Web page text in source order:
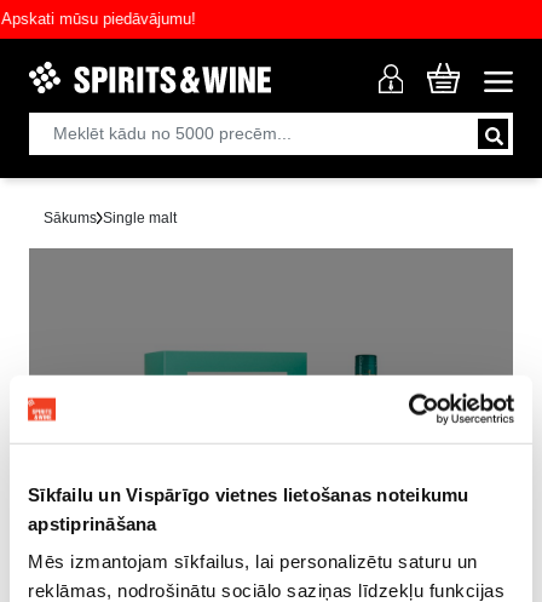
Sīkfailu un Vispārīgo vietnes lietošanas noteikumu
apstiprināšana
Mēs izmantojam sīkfailus, lai personalizētu saturu un
reklāmas, nodrošinātu sociālo saziņas līdzekļu funkcijas
mūsu piedāvājumu!
Sākums Single malt